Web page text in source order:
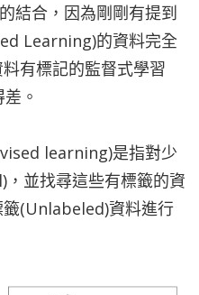
結合， 因為剛剛有提到
Learning)的資料完全
有標記的監督式學習
。
learning)是指對少
並找尋這些有標籤的資
(Unlabeled)資料進行